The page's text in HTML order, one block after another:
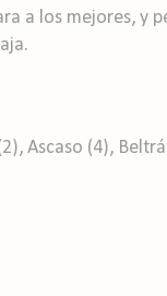
a los mejores, y
Ascaso (4),